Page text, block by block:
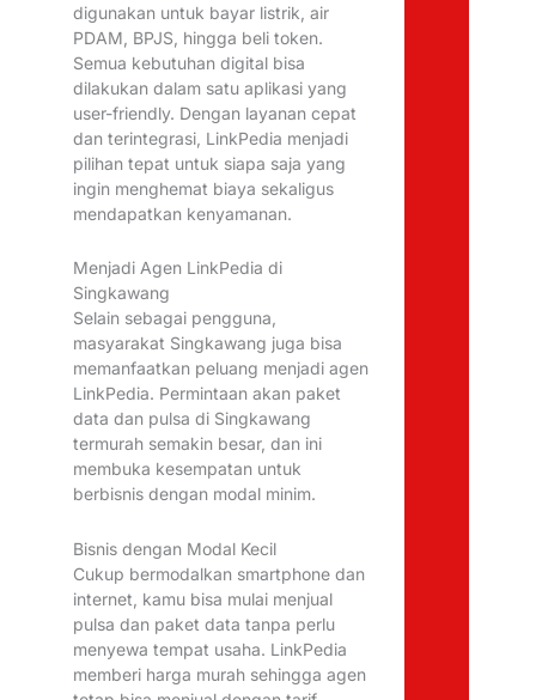
digunakan untuk bayar listrik, air
PDAM, BPJS, hingga beli token.
Semua kebutuhan digital bisa
dilakukan dalam satu aplikasi yang
user-friendly. Dengan layanan cepat
dan terintegrasi, LinkPedia menjadi
pilihan tepat untuk siapa saja yang
ingin menghemat biaya sekaligus
mendapatkan kenyamanan.
Menjadi Agen LinkPedia di
Singkawang
Selain sebagai pengguna,
masyarakat Singkawang juga bisa
memanfaatkan peluang menjadi agen
LinkPedia. Permintaan akan paket
data dan pulsa di Singkawang
termurah semakin besar, dan ini
membuka kesempatan untuk
berbisnis dengan modal minim.
Bisnis dengan Modal Kecil
Cukup bermodalkan smartphone dan
internet, kamu bisa mulai menjual
pulsa dan paket data tanpa perlu
menyewa tempat usaha. LinkPedia
memberi harga murah sehingga agen